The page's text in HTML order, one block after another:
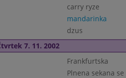
carry ryze
mandarinka
dzus
7. 11. 2002
Frankfurtska
Plnena sekana